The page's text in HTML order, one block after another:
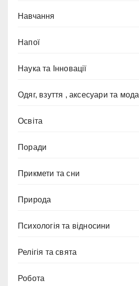
Навчання
Напої
Наука та Інновації
Одяг, взуття , аксесуари та мода
Освіта
Поради
Прикмети та сни
Природа
Психологія та відносини
Релігія та свята
Робота